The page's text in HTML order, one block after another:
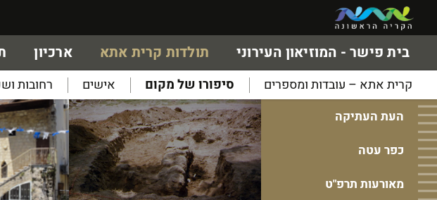
בית פישר - המוזיאון העירוני תולדות קרית אתא
קרית אתא – עובדות ומספרים סיפורו של מקום אישים רחובות
ארכיון
העת העתיקה
כפר עטה
מאורעות תרפ"ט